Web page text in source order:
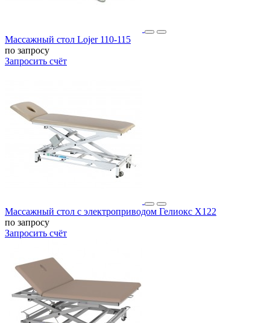
Массажный стол Lojer 110-115
по запросу
Запросить счёт
Массажный стол c электроприводом Гелиокс X122
по запросу
Запросить счёт